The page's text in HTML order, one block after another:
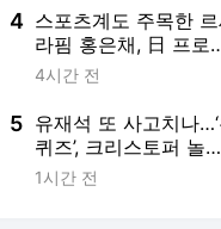
4 스포츠계도 주목한 르
라핌 홍은채, 日 프로
구 시구 후 ‘승리 요정’
4시간 전
5 유재석 또 사고치나
퀴즈’, 크리스토퍼 놀란
감독 출연예고 ‘동시간
1시간 전